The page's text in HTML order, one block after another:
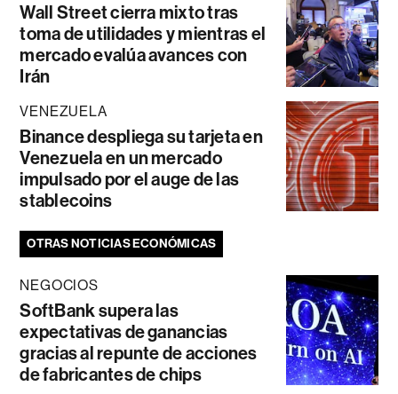
Wall Street cierra mixto tras
toma de utilidades y mientras el
mercado evalúa avances con
Irán
VENEZUELA
Binance despliega su tarjeta en
Venezuela en un mercado
impulsado por el auge de las
stablecoins
OTRAS NOTICIAS ECONÓMICAS
NEGOCIOS
SoftBank supera las
expectativas de ganancias
gracias al repunte de acciones
de fabricantes de chips